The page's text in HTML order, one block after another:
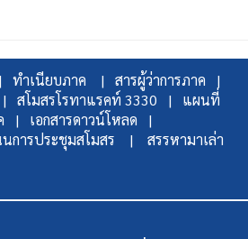
ทำเนียบภาค |
สารผู้ว่าการภาค |
สโมสรโรทาแรคท์ 3330 |
แผนที่
|
เอกสารดาวน์โหลด |
นการประชุมสโมสร | สรรหามาเล่า